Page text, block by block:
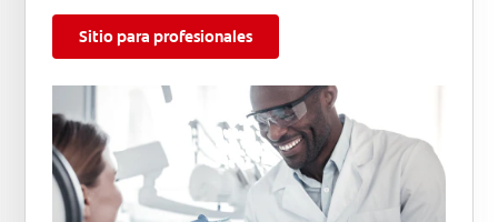
Sitio para profesionales